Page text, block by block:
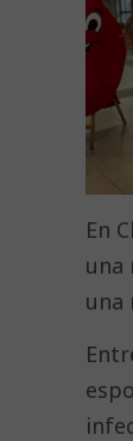
En
una
una